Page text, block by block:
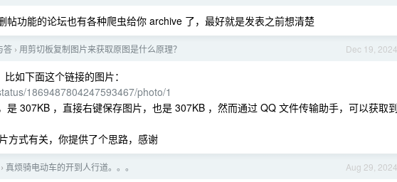
帖功能的论坛也有各种爬虫给你 archive 了，最好就是发表之前想清楚
Dec 19, 2024
答 › 用剪切板复制图片来获取原图是什么原理？
如下面这个链接的图片：
1869487804247593467/photo/1
是 307KB ，直接右键保存图片，也是 307KB ，然而通过 QQ 文件传输助手，可以获取到
方式有关，你提供了个思路，感谢
Aug 29, 2024
› 真烦骑电动车的开到人行道。。。